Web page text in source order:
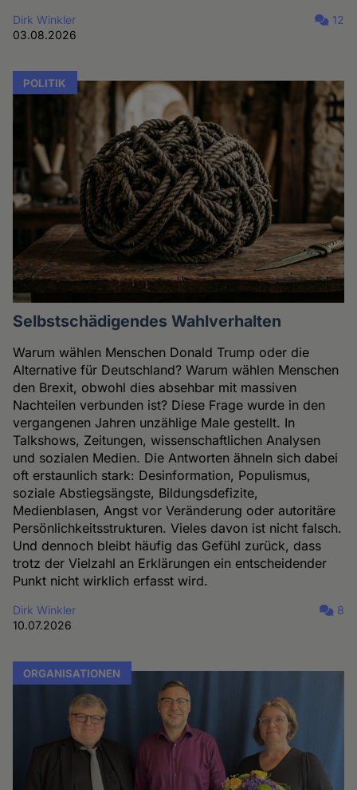
Dirk Winkler
03.08.2026
12
POLITIK
Selbstschädigendes Wahlverhalten
Warum wählen Menschen Donald Trump oder die
Alternative für Deutschland? Warum wählen Menschen
den Brexit, obwohl dies absehbar mit massiven
Nachteilen verbunden ist? Diese Frage wurde in den
vergangenen Jahren unzählige Male gestellt. In
Talkshows, Zeitungen, wissenschaftlichen Analysen
und sozialen Medien. Die Antworten ähneln sich dabei
oft erstaunlich stark: Desinformation, Populismus,
soziale Abstiegsängste, Bildungsdefizite,
Medienblasen, Angst vor Veränderung oder autoritäre
Persönlichkeitsstrukturen. Vieles davon ist nicht falsch.
Und dennoch bleibt häufig das Gefühl zurück, dass
trotz der Vielzahl an Erklärungen ein entscheidender
Punkt nicht wirklich erfasst wird.
Dirk Winkler
10.07.2026
8
ORGANISATIONEN